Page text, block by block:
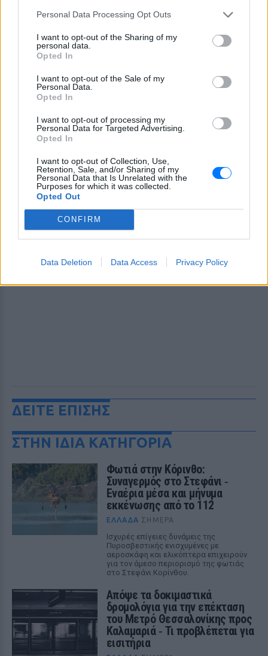
Personal Data Processing Opt Outs
I want to opt-out of the Sharing of my
personal data.
Opted In
I want to opt-out of the Sale of my
Personal Data.
Opted In
I want to opt-out of processing my
Personal Data for Targeted Advertising.
Opted In
I want to opt-out of Collection, Use,
Retention, Sale, and/or Sharing of my
Personal Data that Is Unrelated with the
Purposes for which it was collected.
Opted Out
CONFIRM
Data Deletion Data Access Privacy Policy
Ακολουθήστε το E-Radio.gr στο
Google News
Για ακόμη περισσότερα
Ακολουθήστε το E-Radio.gr και στο Instagram
ΔΙΑΦΗΜΙΣΗ
ΔΕΙΤΕ ΕΠΙΣΗΣ
ΣΤΗΝ ΙΔΙΑ ΚΑΤΗΓΟΡΙΑ
Φωτιά στην Κόρινθο:
Συναγερμός στο Στεφάνι ‑
Εναέρια μέσα και μήνυμα
εκκένωσης από το 112
ΕΛΛΆΔΑ ΣΉΜΕΡΑ
Ισχυρές επίγειες δυνάμεις της
Πυροσβεστικής ενισχυμένες με
αεροσκάφη και ελικόπτερα επιχειρούν
για τον άμεσο περιορισμό της φωτιάς
στο Στεφάνι Κορίνθου.
Απόψε τα δοκιμαστικά
δρομολόγια για την επέκταση
του Μετρό Θεσσαλονίκης προς
Καλαμαριά ‑ Τι προβλέπεται για
εισιτήρια